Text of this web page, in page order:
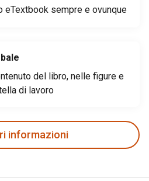
eTextbook sempre e ovunque
del libro, nelle figure e
di lavoro
informazioni